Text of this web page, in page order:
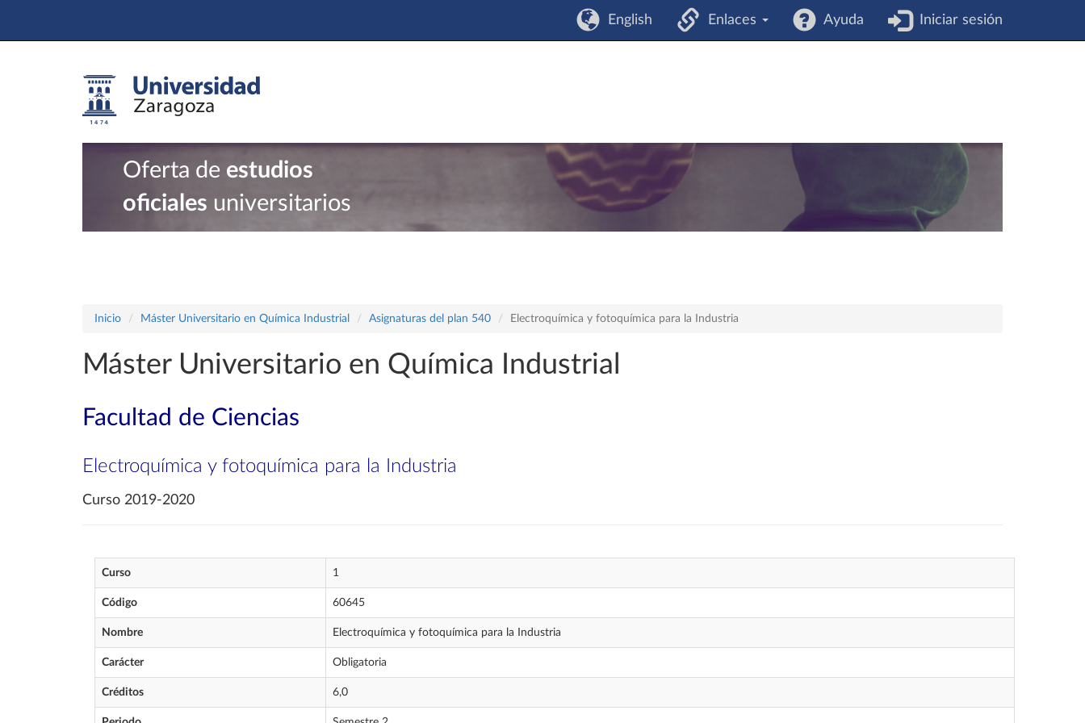
English Enlaces Ayuda Iniciar sesión
Oferta de estudios
oficiales universitarios
Inicio Máster Universitario en Química Industrial Asignaturas del plan 540 Electroquímica y fotoquímica para la Industria
Máster Universitario en Química Industrial
Facultad de Ciencias
Electroquímica y fotoquímica para la Industria
Curso 2019-2020
Curso 1
Código 60645
Nombre Electroquímica y fotoquímica para la Industria
Carácter Obligatoria
Créditos 6,0